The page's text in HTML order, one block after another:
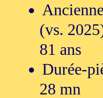
(vs.
81 ans
Durée-
28 mn